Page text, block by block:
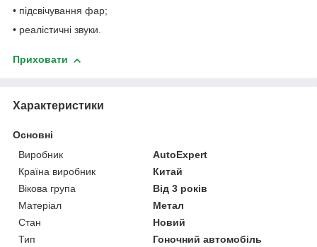
• підсвічування фар;
• реалістичні звуки.
Приховати
Характеристики
Основні
Виробник
AutoExpert
Країна виробник
Китай
Вікова група
Від 3 років
Матеріал
Метал
Стан
Новий
Тип
Гоночний автомобіль